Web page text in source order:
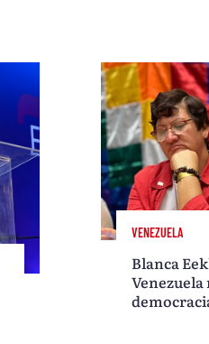
VENEZUELA
Blanca